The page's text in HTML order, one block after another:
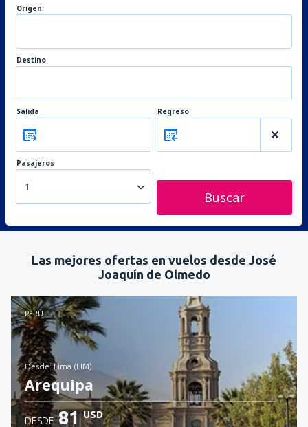
Origen
Destino
Salida Regreso
Pasajeros
1
Buscar
Las mejores ofertas en vuelos desde José
Joaquín de Olmedo
PERÚ
desde: Lima (LIM)
Arequipa
DESDE 81 USD